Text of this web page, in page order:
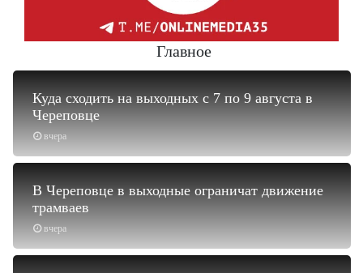
Главное
вчера
Куда сходить на выходных с 7 по 9 августа в
Череповце
вчера
В Череповце в выходные ограничат движение
трамваев